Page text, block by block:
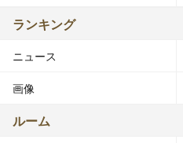
ランキング
ニュース
画像
ルーム